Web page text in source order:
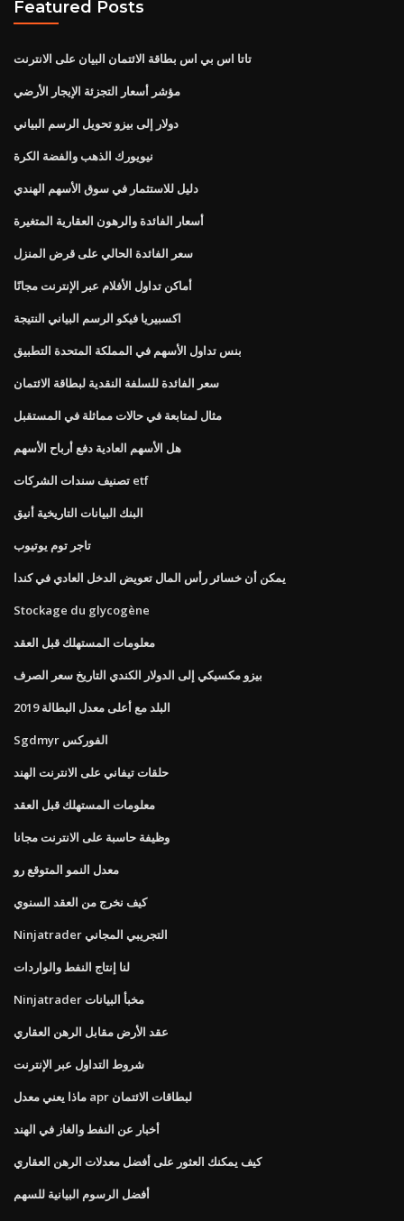
Featured Posts
تاتا اس بي اس بطاقة الائتمان البيان على الانترنت
مؤشر أسعار التجزئة الإيجار الأرضي
دولار إلى بيزو تحويل الرسم البياني
نيويورك الذهب والفضة الكرة
دليل للاستثمار في سوق الأسهم الهندي
أسعار الفائدة والرهون العقارية المتغيرة
سعر الفائدة الحالي على قرض المنزل
أماكن تداول الأفلام عبر الإنترنت مجانًا
اكسبيريا فيكو الرسم البياني النتيجة
بنس تداول الأسهم في المملكة المتحدة التطبيق
سعر الفائدة للسلفة النقدية لبطاقة الائتمان
مثال لمتابعة في حالات مماثلة في المستقبل
هل الأسهم العادية دفع أرباح الأسهم
تصنيف سندات الشركات etf
البنك البيانات التاريخية أنيق
تاجر توم يوتيوب
يمكن أن خسائر رأس المال تعويض الدخل العادي في كندا
Stockage du glycogène
معلومات المستهلك قبل العقد
بيزو مكسيكي إلى الدولار الكندي التاريخ سعر الصرف
البلد مع أعلى معدل البطالة 2019
Sgdmyr الفوركس
حلقات تيفاني على الانترنت الهند
معلومات المستهلك قبل العقد
وظيفة حاسبة على الانترنت مجانا
معدل النمو المتوقع رو
كيف نخرج من العقد السنوي
Ninjatrader التجريبي المجاني
لنا إنتاج النفط والواردات
Ninjatrader مخبأ البيانات
عقد الأرض مقابل الرهن العقاري
شروط التداول عبر الإنترنت
ماذا يعني معدل apr لبطاقات الائتمان
أخبار عن النفط والغاز في الهند
كيف يمكنك العثور على أفضل معدلات الرهن العقاري
أفضل الرسوم البيانية للسهم